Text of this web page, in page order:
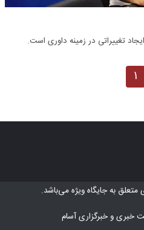
تغییراتی در زمینه داوری است.
۱
متعلق بهجایگاه ویژهمی‌باشد.
خبری و خبرگزاری آسام